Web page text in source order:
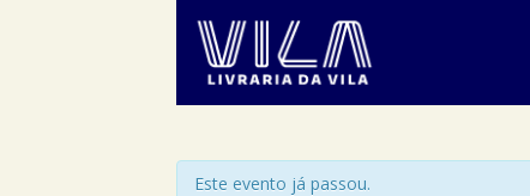
Este evento já passou.